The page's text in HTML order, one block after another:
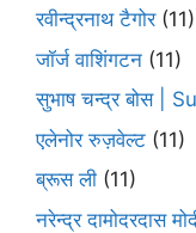
रवीन्द्रनाथ टैगोर(11)
जॉर्ज वाशिंगटन (11)
सुभाष चन्द्र बोस |
एलेनोर रुज़वेल्ट (11)
ब्रूस ली (11)
नरेन्द्र दामोदरदास